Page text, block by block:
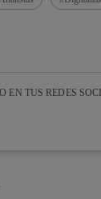
EN TUS REDES